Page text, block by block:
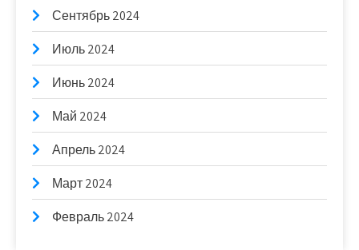
Сентябрь 2024
Июль 2024
Июнь 2024
Май 2024
Апрель 2024
Март 2024
Февраль 2024